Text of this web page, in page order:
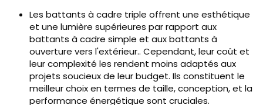
Les battants à cadre triple offrent une esthétique
et une lumière supérieures par rapport aux
battants à cadre simple et aux battants à
ouverture vers l'extérieur.. Cependant, leur coût et
leur complexité les rendent moins adaptés aux
projets soucieux de leur budget. Ils constituent le
meilleur choix en termes de taille, conception, et la
performance énergétique sont cruciales.